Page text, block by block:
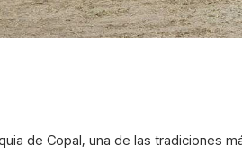
de Copal, una de las tradiciones